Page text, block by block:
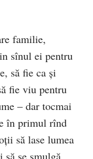
familie,
sînul ei pentru
să fie ca şi
fie viu pentru
– dar tocmai
în primul rînd
să lase lumea
se smulgă